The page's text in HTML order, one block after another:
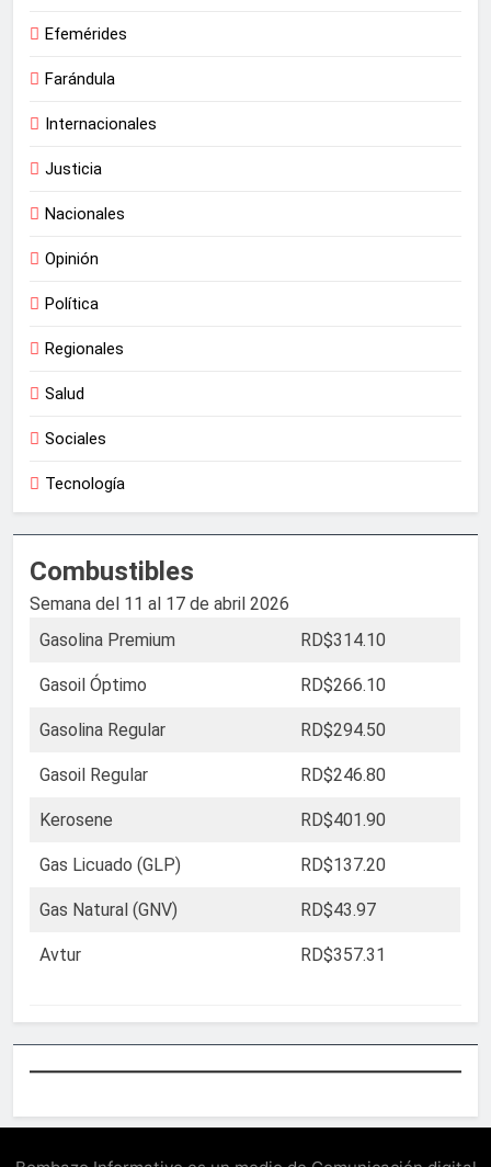
Efemérides
Farándula
Internacionales
Justicia
Nacionales
Opinión
Política
Regionales
Salud
Sociales
Tecnología
Combustibles
Semana del 11 al 17 de abril 2026
Gasolina Premium
RD$314.10
Gasoil Óptimo RD$266.10
Gasolina Regular RD$294.50
Gasoil Regular RD$246.80
Kerosene RD$401.90
Gas Licuado (GLP) RD$137.20
Gas Natural (GNV) RD$43.97
Avtur RD$357.31